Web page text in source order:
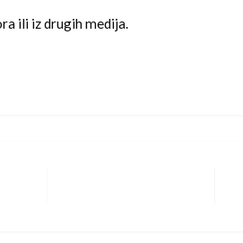
ili iz drugih medija.